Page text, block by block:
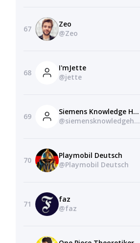
67
Zeo
@Zeo
68
I'mJette
@jette
69
Siemens Knowledge Hub
@siemensknowledgehub
70
Playmobil Deutsch
@Playmobil Deutsch
71
faz
@faz